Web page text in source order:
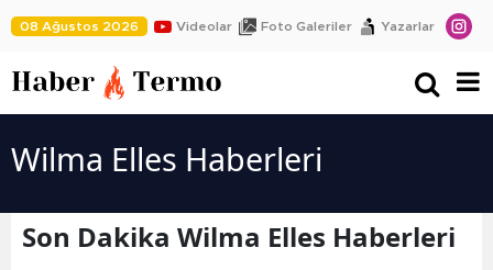
08 Ağustos 2026 Videolar Foto Galeriler Yazarlar
Wilma Elles Haberleri
Son Dakika Wilma Elles Haberleri